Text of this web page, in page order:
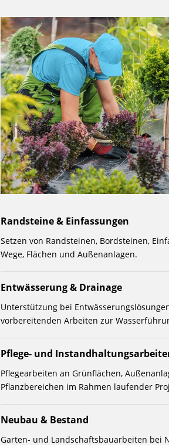
Randsteine & Einfassungen
Setzen von Randsteinen, Bordsteinen,
Wege, Flächen und Außenanlagen.
Entwässerung & Drainage
Unterstützung bei
vorbereitenden Arbeiten zur
Pflege- und
Pflegearbeiten an Grünflächen,
Pflanzbereichen im Rahmen laufender
Neubau & Bestand
Garten- und Landschaftsbauarbeiten bei